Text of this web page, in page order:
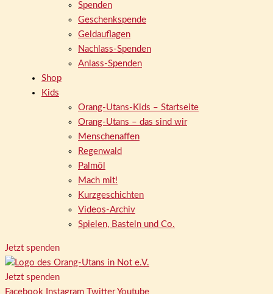
Spenden
Geschenkspende
Geldauflagen
Nachlass-Spenden
Anlass-Spenden
Shop
Kids
Orang-Utans-Kids – Startseite
Orang-Utans – das sind wir
Menschenaffen
Regenwald
Palmöl
Mach mit!
Kurzgeschichten
Videos-Archiv
Spielen, Basteln und Co.
Jetzt spenden
Jetzt spenden
Facebook
Instagram Twitter Youtube